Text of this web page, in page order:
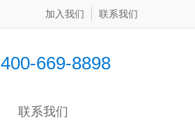
加入我们 联系我们
400-669-8898
联系我们